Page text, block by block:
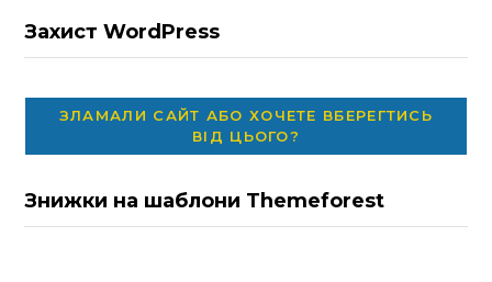
Захист WordPress
ЗЛАМАЛИ САЙТ АБО ХОЧЕТЕ ВБЕРЕГТИСЬ
ВІД ЦЬОГО?
Знижки на шаблони Themeforest